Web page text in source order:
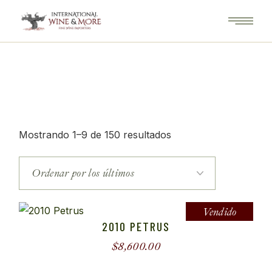
contenido
Mostrando 1–9 de 150 resultados
últimos
Vendido
2010 PETRUS
$8,600.00